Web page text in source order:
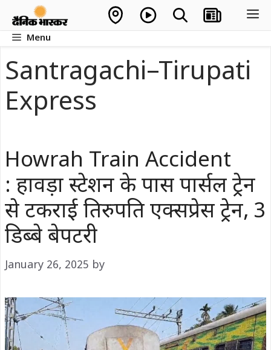
contentMenu
Santragachi–Tirupati
Express
Howrah Train Accident
: हावड़ा स्टेशन के पास पार्सल ट्रेन
से टकराई तिरुपति एक्सप्रेस ट्रेन, 3
डिब्बे बेपटरी
January 26, 2025 by